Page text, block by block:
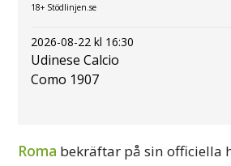
18+ Stödlinjen.se
2026-08-22 kl 16:30
Udinese Calcio
Como 1907
Roma bekräftar på sin officiella